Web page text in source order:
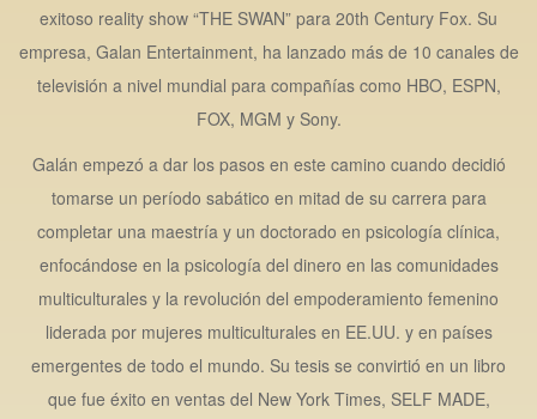
exitoso reality show “THE SWAN” para 20th Century Fox. Su
empresa, Galan Entertainment, ha lanzado más de 10 canales de
televisión a nivel mundial para compañías como HBO, ESPN,
FOX, MGM y Sony.
Galán empezó a dar los pasos en este camino cuando decidió
tomarse un período sabático en mitad de su carrera para
completar una maestría y un doctorado en psicología clínica,
enfocándose en la psicología del dinero en las comunidades
multiculturales y la revolución del empoderamiento femenino
liderada por mujeres multiculturales en EE.UU. y en países
emergentes de todo el mundo. Su tesis se convirtió en un libro
que fue éxito en ventas del New York Times, SELF MADE,